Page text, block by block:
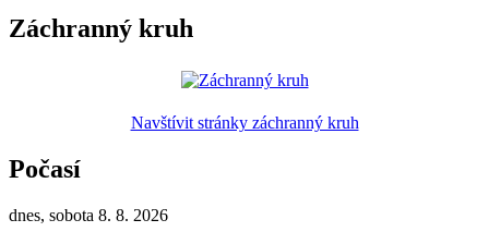
Záchranný kruh
Navštívit stránky záchranný kruh
Počasí
dnes, sobota 8. 8. 2026